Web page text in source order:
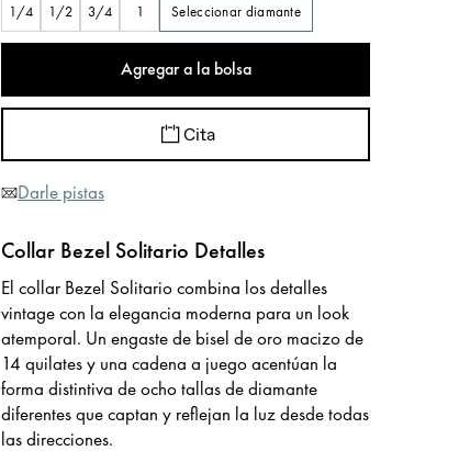
1/4 1/2 3/4 1 Seleccionar diamante
Agregar a la bolsa
Cita
Darle pistas
Collar Bezel Solitario Detalles
El collar Bezel Solitario combina los detalles
vintage con la elegancia moderna para un look
atemporal. Un engaste de bisel de oro macizo de
14 quilates y una cadena a juego acentúan la
forma distintiva de ocho tallas de diamante
diferentes que captan y reflejan la luz desde todas
las direcciones.